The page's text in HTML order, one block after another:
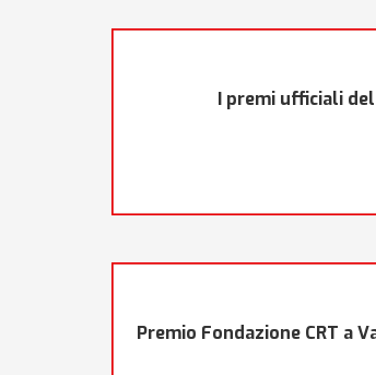
I premi ufficiali
Premio Fondazione CRT a